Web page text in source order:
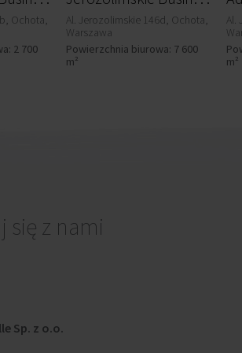
Ochota,
2 700
Al. Jerozolimskie 146d, Ochota,
Warszawa
Powierzchnia biurowa: 7 600
m²
Al.
m²
się z nami
Sp. z o.o.